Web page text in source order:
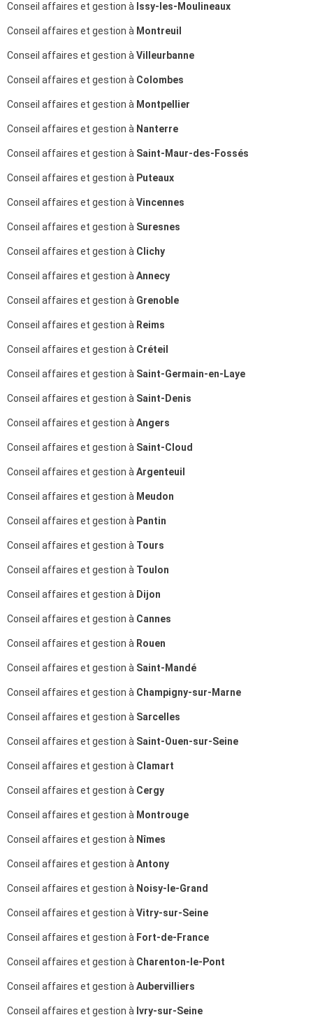
Conseil affaires et gestion à Issy-les-Moulineaux
Conseil affaires et gestion à Montreuil
Conseil affaires et gestion à Villeurbanne
Conseil affaires et gestion à Colombes
Conseil affaires et gestion à Montpellier
Conseil affaires et gestion à Nanterre
Conseil affaires et gestion à Saint-Maur-des-Fossés
Conseil affaires et gestion à Puteaux
Conseil affaires et gestion à Vincennes
Conseil affaires et gestion à Suresnes
Conseil affaires et gestion à Clichy
Conseil affaires et gestion à Annecy
Conseil affaires et gestion à Grenoble
Conseil affaires et gestion à Reims
Conseil affaires et gestion à Créteil
Conseil affaires et gestion à Saint-Germain-en-Laye
Conseil affaires et gestion à Saint-Denis
Conseil affaires et gestion à Angers
Conseil affaires et gestion à Saint-Cloud
Conseil affaires et gestion à Argenteuil
Conseil affaires et gestion à Meudon
Conseil affaires et gestion à Pantin
Conseil affaires et gestion à Tours
Conseil affaires et gestion à Toulon
Conseil affaires et gestion à Dijon
Conseil affaires et gestion à Cannes
Conseil affaires et gestion à Rouen
Conseil affaires et gestion à Saint-Mandé
Conseil affaires et gestion à Champigny-sur-Marne
Conseil affaires et gestion à Sarcelles
Conseil affaires et gestion à Saint-Ouen-sur-Seine
Conseil affaires et gestion à Clamart
Conseil affaires et gestion à Cergy
Conseil affaires et gestion à Montrouge
Conseil affaires et gestion à Nîmes
Conseil affaires et gestion à Antony
Conseil affaires et gestion à Noisy-le-Grand
Conseil affaires et gestion à Vitry-sur-Seine
Conseil affaires et gestion à Fort-de-France
Conseil affaires et gestion à Charenton-le-Pont
Conseil affaires et gestion à Aubervilliers
Conseil affaires et gestion à Ivry-sur-Seine